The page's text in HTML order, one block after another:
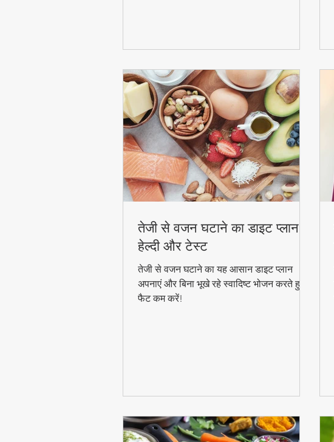
तेजी से वजन घटाने का डाइट प्लान –
हेल्दी और टेस्ट
तेजी से वजन घटाने का यह आसान डाइट प्लान
अपनाएं और बिना भूखे रहे स्वादिष्ट भोजन करते हुए
फैट कम करें!